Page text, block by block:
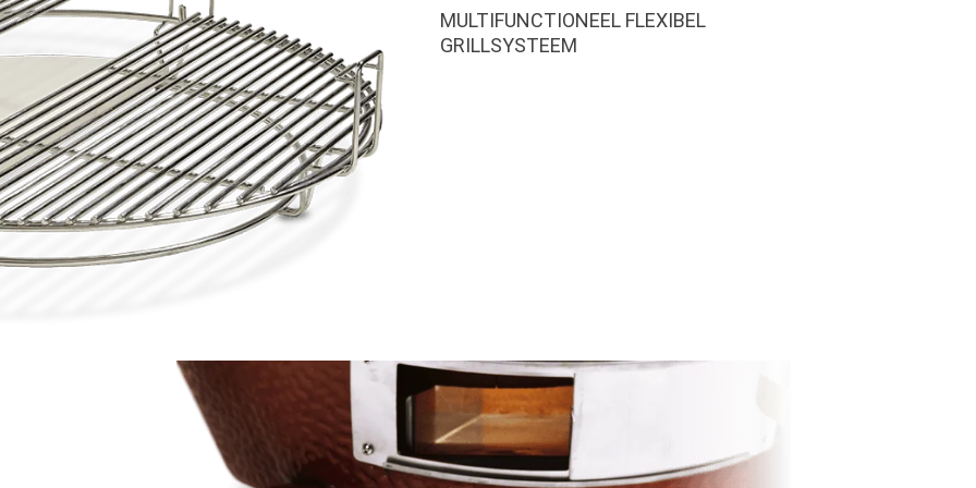
MULTIFUNCTIONEEL FLEXIBEL
GRILLSYSTEEM